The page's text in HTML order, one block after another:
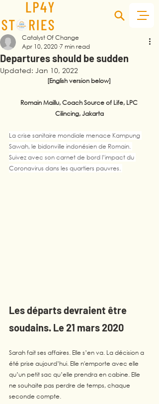
Departures should be sudden
Catalyst Of Change
Apr 10, 2020 7 min read
Updated: Jan 10, 2022
[English version below]
Romain Maillu, Coach Source of Life, LPC
Cilincing, Jakarta
La crise sanitaire mondiale menace Kampung
Sawah, le bidonville indonésien de Romain.
Suivez avec son carnet de bord l’impact du
Coronavirus dans les quartiers pauvres.
Les départs devraient être
soudains. Le 21 mars 2020
Sarah fait ses affaires. Elle s’en va. La décision a
été prise aujourd’hui. Elle n'emporte avec elle
qu’un petit sac qu’elle prendra en cabine. Elle
ne souhaite pas perdre de temps, chaque
seconde compte.